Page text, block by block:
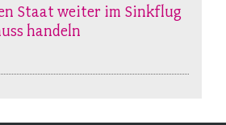
Staat weiter im Sinkflug
handeln